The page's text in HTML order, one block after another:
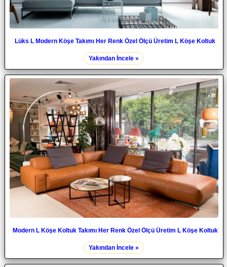
Lüks L Modern Köşe Takımı Her Renk Özel Ölçü Üretim L Köşe Koltuk
Yakından İncele »
Modern L Köşe Koltuk Takımı Her Renk Özel Ölçü Üretim L Köşe Koltuk
Yakından İncele »